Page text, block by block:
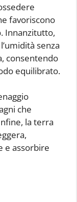
favoriscono
Innanzitutto,
senza
consentendo
equilibrato.
che
la terra
e assorbire